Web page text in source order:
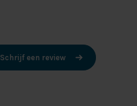
Schrijf een review